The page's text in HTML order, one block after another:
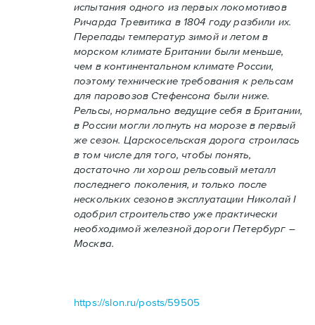
испытания одного из первых локомотивов
Ричарда Тревитика в 1804 году разбили их.
Перепады температур зимой и летом в
морском климате Британии были меньше,
чем в континентальном климате России,
поэтому технические требования к рельсам
для паровозов Стефенсона были ниже.
Рельсы, нормально ведущие себя в Британии,
в России могли лопнуть на морозе в первый
же сезон. Царскосельская дорога строилась
в том числе для того, чтобы понять,
достаточно ли хорош рельсовый металл
последнего поколения, и только после
нескольких сезонов эксплуатации Николай I
одобрил строительство уже практически
необходимой железной дороги Петербург –
Москва.
https://slon.ru/posts/59505